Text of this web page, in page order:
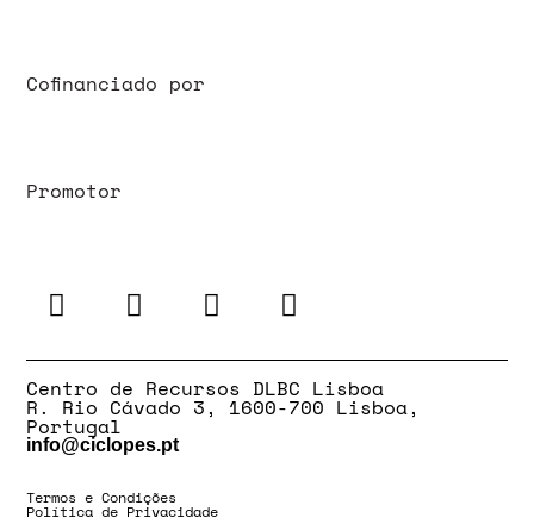
Cofinanciado por
Promotor
Centro de Recursos DLBC Lisboa
R. Rio Cávado 3, 1600-700 Lisboa,
Portugal
info@ciclopes.pt
Termos e Condições
Política de Privacidade